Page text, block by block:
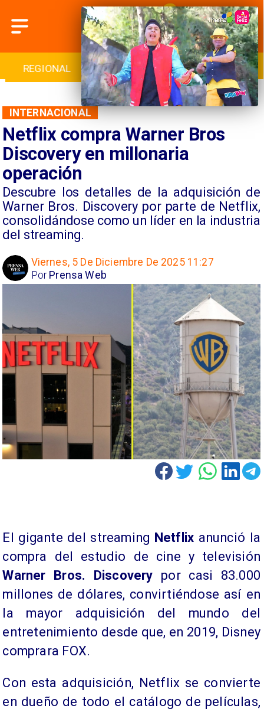
INTERNACIONAL DEPORTES CULTURA
Netflix compra Warner Bros
Discovery en millonaria
operación
Descubre los detalles de la adquisición de
Warner Bros. Discovery por parte de Netflix,
consolidándose como un líder en la industria
del streaming.
INTERNACIONAL
Viernes, 5 De Diciembre De 2025 11:27
Prensa Web
Por
El gigante del streaming Netflix anunció la
compra del estudio de cine y televisión
Warner Bros. Discovery por casi 83.000
millones de dólares, convirtiéndose así en
la mayor adquisición del mundo del
entretenimiento desde que, en 2019, Disney
comprara FOX.
Con esta adquisición, Netflix se convierte
en dueño de todo el catálogo de películas,